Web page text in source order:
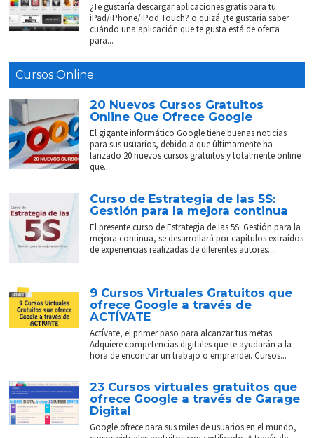
¿Te gustaría descargar aplicaciones gratis para tu
iPad/iPhone/iPod Touch? o quizá ¿te gustaría saber
cuándo una aplicación que te gusta está de oferta
para...
Cursos Online
20 Nuevos Cursos Gratuitos
Online Que Ofrece Google
El gigante informático Google tiene buenas noticias
para sus usuarios, debido a que últimamente ha
lanzado 20 nuevos cursos gratuitos y totalmente online
que...
Curso de Estrategia de las 5S:
Gestión para la mejora continua
El presente curso de Estrategia de las 5S: Gestión para la
mejora continua, se desarrollará por capítulos extraídos
de experiencias realizadas de diferentes autores....
9 Cursos Virtuales Gratuitos que
ofrece Google a través de
ACTÍVATE
Actívate, el primer paso para alcanzar tus metas
Adquiere competencias digitales que te ayudarán a la
hora de encontrar un trabajo o emprender. Cursos...
23 Cursos virtuales gratuitos que
ofrece Google a través de Garage
Digital
Google ofrece para sus miles de usuarios en el mundo,